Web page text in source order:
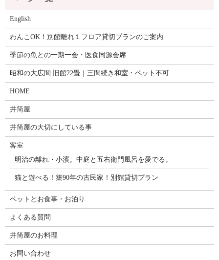
English
わんこOK！別館離れ１フロア貸切プランのご案内
季節の魚との一期一会・医食同源会席
昭和の大広間 旧館22畳｜三間続き和室・ペット不可
HOME
井筒屋
井筒屋の大切にしている事
客室
明治の離れ・小濱。中庭と五右衛門風呂を愛でる。
猫と遊べる！築90年の古民家！別館貸切プラン
ペットとお食事・お泊り
よくある質問
井筒屋のお料理
お問い合わせ